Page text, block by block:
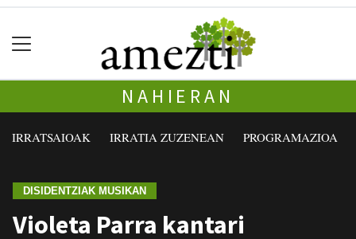
NAHIERAN
IRRATSAIOAK IRRATIA ZUZENEAN PROGRAMAZIOA
DISIDENTZIAK MUSIKAN
Violeta Parra kantari